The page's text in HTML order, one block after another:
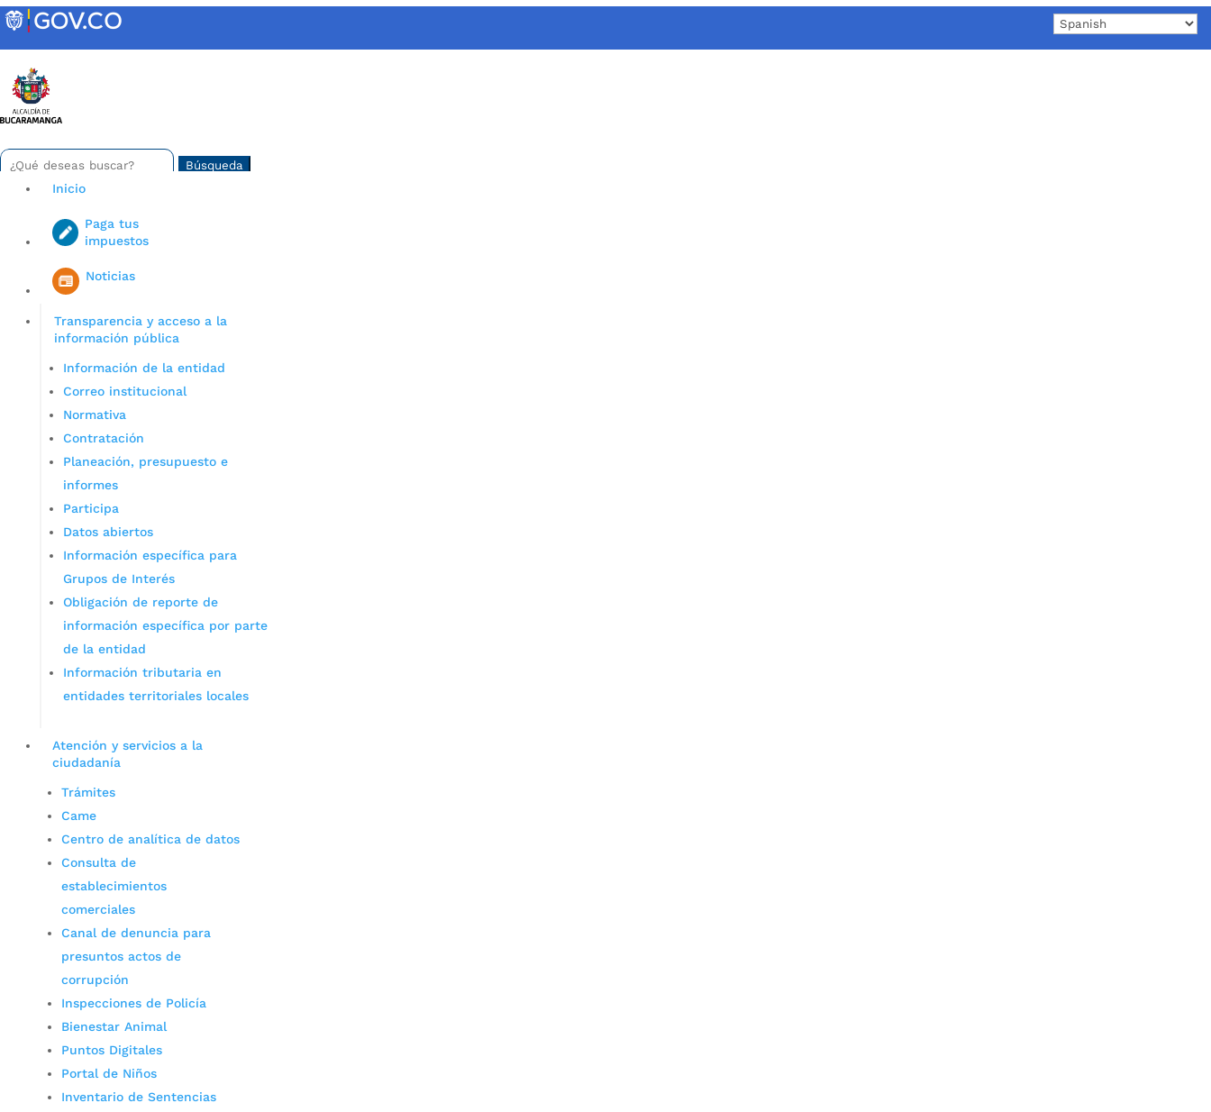
Skip
to
Buscar:
Search
for...
Iniciar sesión en gov co
Inicio
Paga tus
impuestos
Noticias
Transparencia y acceso a la
información pública
Información de la entidad
Correo institucional
Normativa
Contratación
Planeación, presupuesto e
informes
Participa
Datos abiertos
Información específica para
Grupos de Interés
Obligación de reporte de
información específica por parte
de la entidad
Información tributaria en
entidades territoriales locales
Atención y servicios a la
ciudadanía
Trámites
Came
Centro de analítica de datos
Consulta de
establecimientos
comerciales
Canal de denuncia para
presuntos actos de
corrupción
Inspecciones de Policía
Bienestar Animal
Puntos Digitales
Portal de Niños
Inventario de Sentencias